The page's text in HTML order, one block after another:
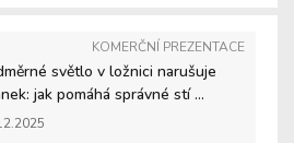
KOMERČNÍ PREZENTACE
světlo v ložnici narušuje
jak pomáhá správné stí ...